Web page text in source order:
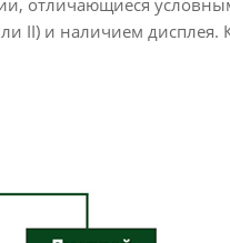
II) и наличием